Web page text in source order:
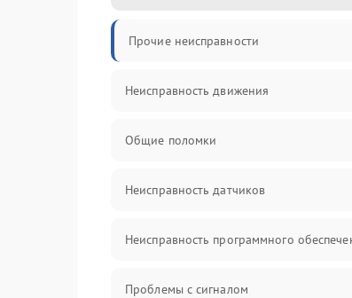
Прочие неисправности
Неисправность движения
Общие поломки
Неисправность датчиков
Неисправность программного
Проблемы с сигналом